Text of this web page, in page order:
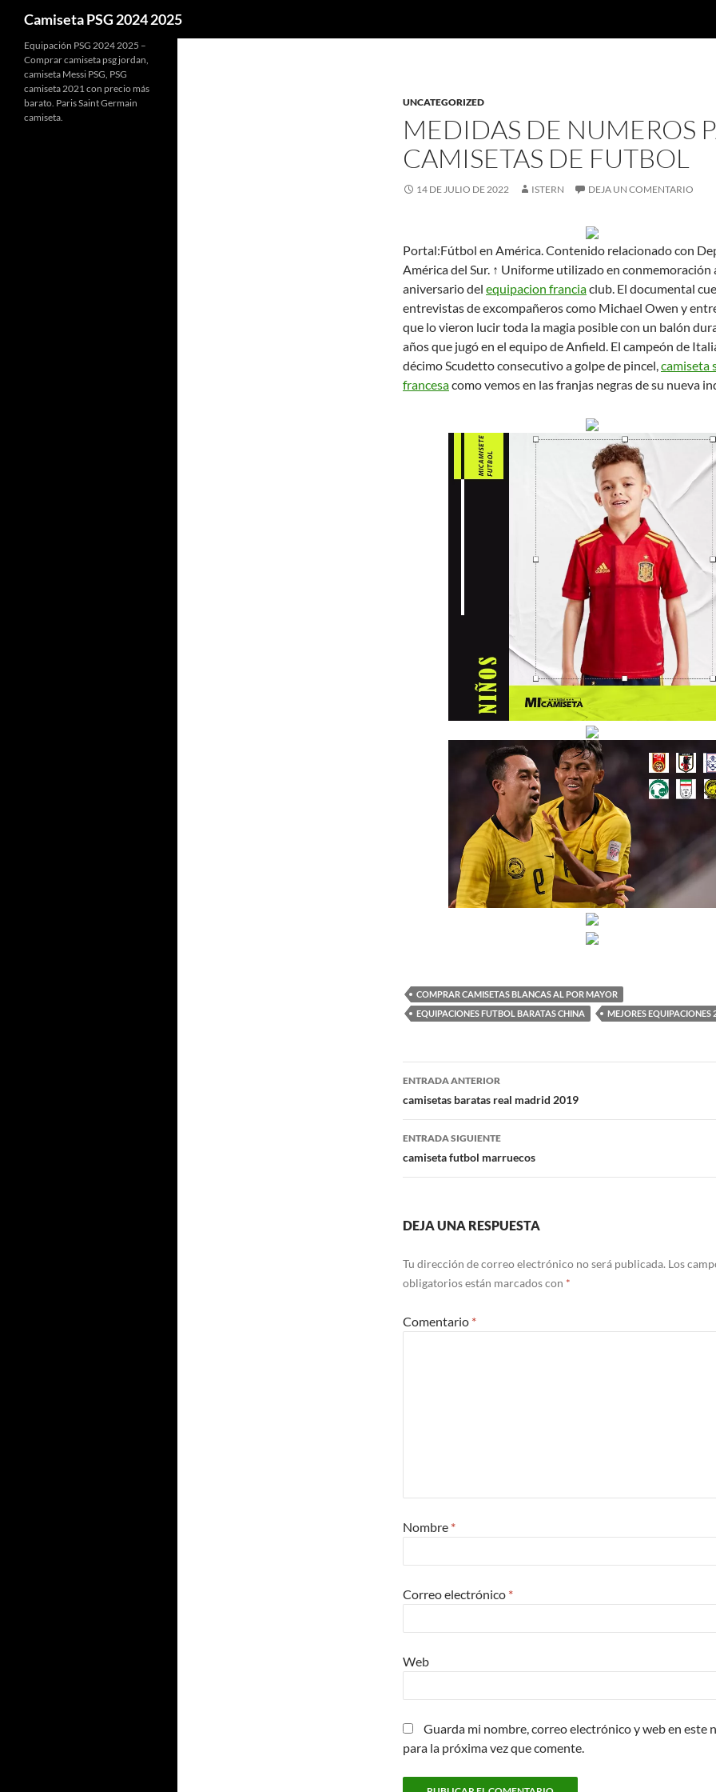
Camiseta PSG 2024 2025
UNCATEGORIZED
MEDIDAS DE NUMEROS
CAMISETAS DE FUTBOL
14 DE JULIO DE 2022 ISTERN DEJA UN COMENTARIO
Portal:Fútbol en América. Contenido relacionado con
América del Sur. ↑ Uniforme utilizado en conmemoración
aniversario del equipacion franciaclub. El documental
entrevistas de excompañeros como Michael Owen y
que lo vieron lucir toda la magia posible con un balón
años que jugó en el equipo de Anfield. El campeón de
décimo Scudetto consecutivo a golpe de pincel,camiseta
francesacomo vemos en las franjas negras de su nueva
COMPRAR CAMISETAS BLANCAS AL POR MAYOR
EQUIPACIONES FUTBOL BARATAS CHINA
MEJORES EQUIPACIONES
Navegación
de
entradas
ENTRADA ANTERIOR
camisetas baratas real madrid 2019
ENTRADA SIGUIENTE
camiseta futbol marruecos
DEJA UNA RESPUESTA
Tu dirección de correo electrónico no será publicada. Los
obligatorios están marcados con *
Comentario *
Nombre *
Correo electrónico *
Web
Guarda mi nombre, correo electrónico y web en este
para la próxima vez que comente.
Equipación PSG 2024 2025 –
Comprar camiseta psg jordan,
camiseta Messi PSG, PSG
camiseta 2021 con precio más
barato. Paris Saint Germain
camiseta.